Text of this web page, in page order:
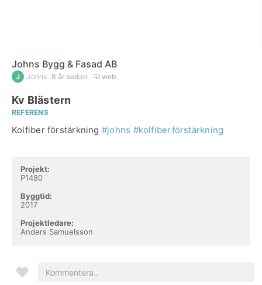
Johns Bygg & Fasad AB
Johns 8 år sedan web
Kv Blästern
REFERENS
Kolfiber förstärkning #johns #kolfiberförstärkning
Projekt:
P1480
Byggtid:
2017
Projektledare:
Anders Samuelsson